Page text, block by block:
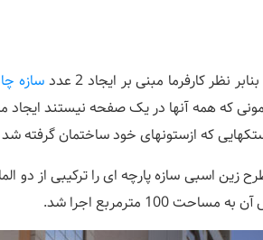
بنابر نظر کارفرما مبنی بر ایجاد 2 عدد سازه
که همه آنها در یک صفحه نیستند
که ازستونهای خود ساختمان گرفته
زین اسبی سازه پارچه ای را ترکیبی از دو
مترمربع اجرا شد.